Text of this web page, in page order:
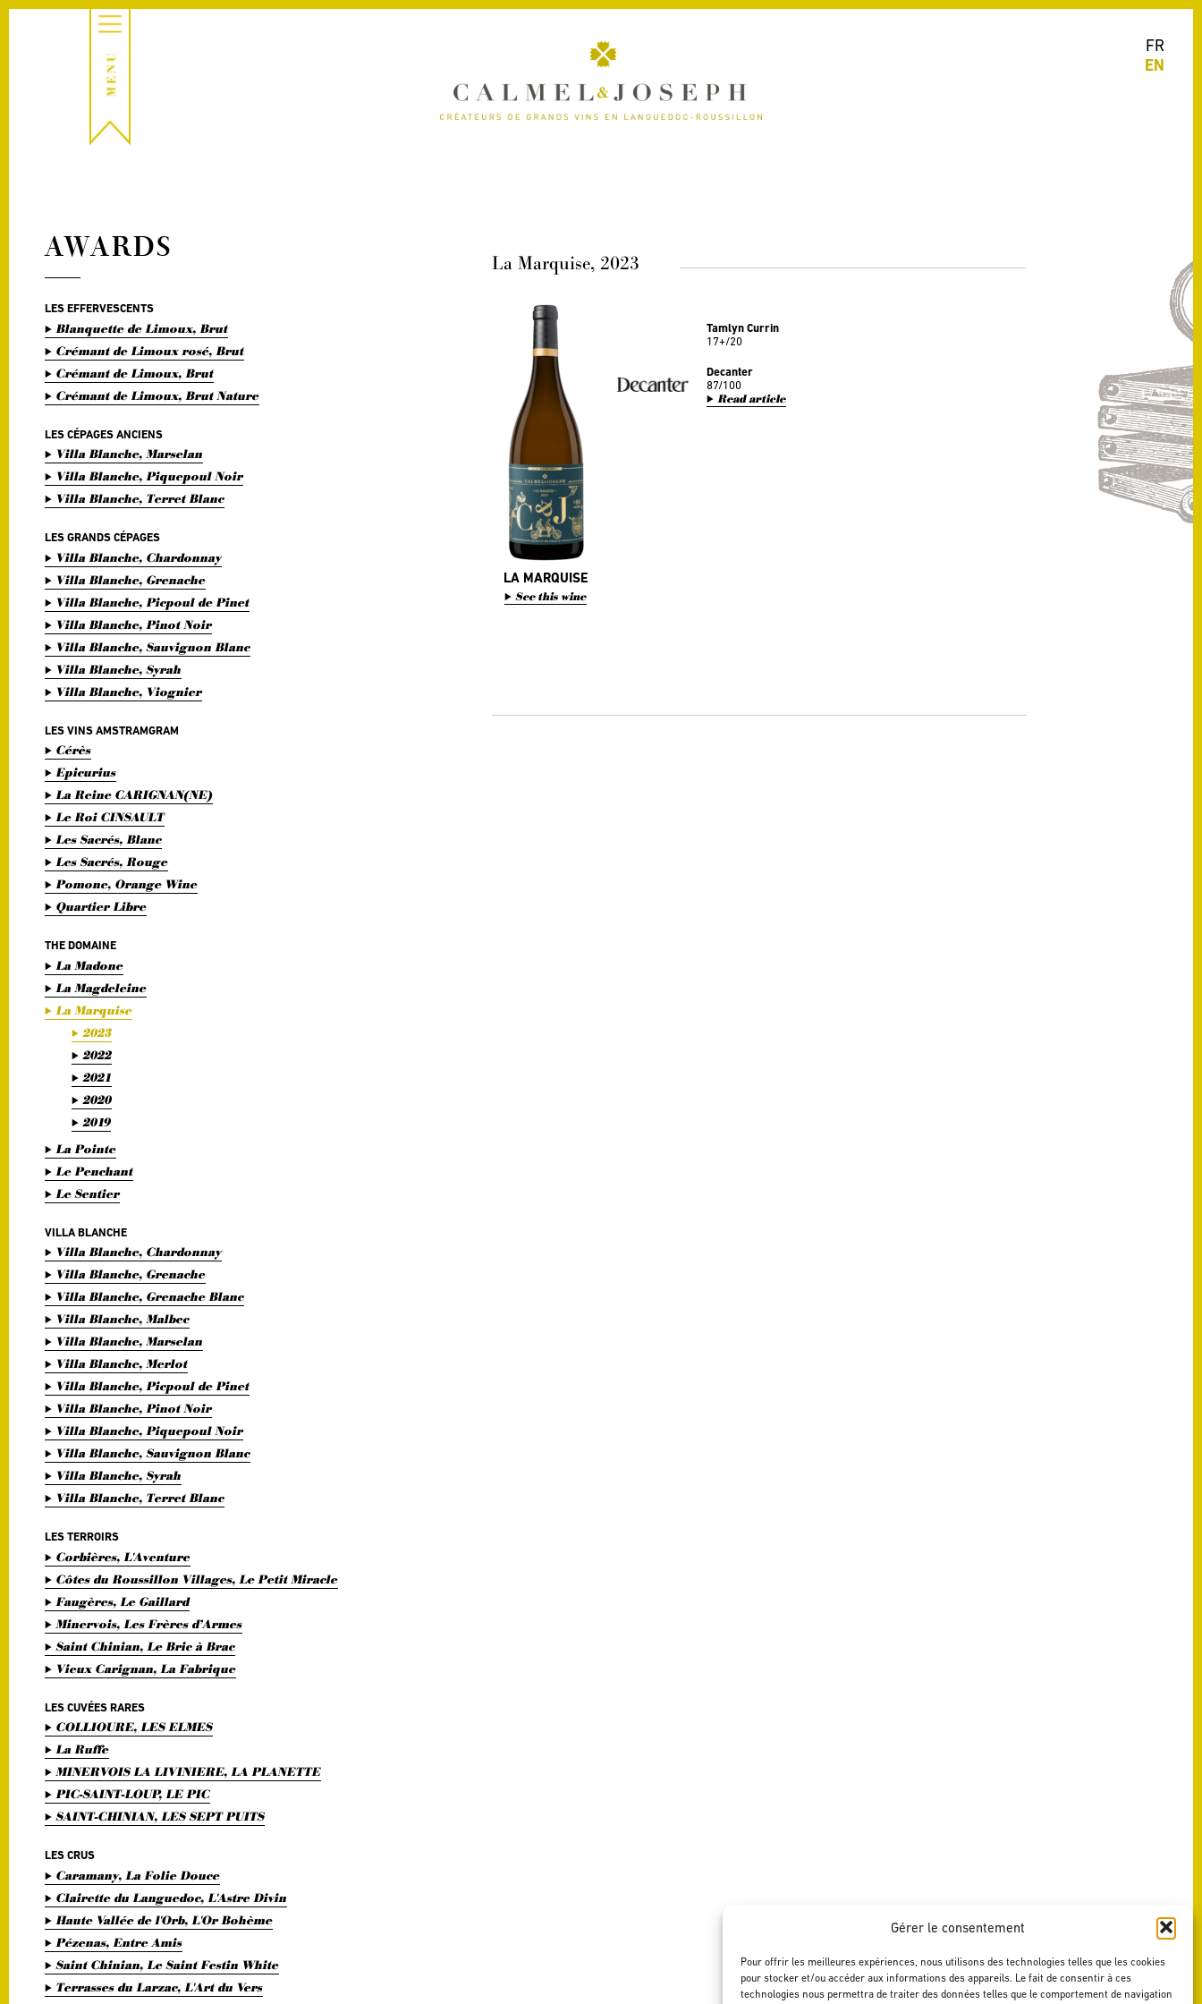
Gérer le consentement
Pour offrir les meilleures expériences, nous utilisons des technologies telles que les cookies
pour stocker et/ou accéder aux informations des appareils. Le fait de consentir à ces
technologies nous permettra de traiter des données telles que le comportement de navigation
FR
EN
AWARDS
LES EFFERVESCENTS
Blanquette de Limoux, Brut
Crémant de Limoux rosé, Brut
Crémant de Limoux, Brut
Crémant de Limoux, Brut Nature
LES CÉPAGES ANCIENS
Villa Blanche, Marselan
Villa Blanche, Piquepoul Noir
Villa Blanche, Terret Blanc
LES GRANDS CÉPAGES
Villa Blanche, Chardonnay
Villa Blanche, Grenache
Villa Blanche, Picpoul de Pinet
Villa Blanche, Pinot Noir
Villa Blanche, Sauvignon Blanc
Villa Blanche, Syrah
Villa Blanche, Viognier
LES VINS AMSTRAMGRAM
Cérès
Epicurius
La Reine CARIGNAN(NE)
Le Roi CINSAULT
Les Sacrés, Blanc
Les Sacrés, Rouge
Pomone, Orange Wine
Quartier Libre
THE DOMAINE
La Madone
La Magdeleine
La Marquise
2023
2022
2021
2020
2019
La Pointe
Le Penchant
Le Sentier
VILLA BLANCHE
Villa Blanche, Chardonnay
Villa Blanche, Grenache
Villa Blanche, Grenache Blanc
Villa Blanche, Malbec
Villa Blanche, Marselan
Villa Blanche, Merlot
Villa Blanche, Picpoul de Pinet
Villa Blanche, Pinot Noir
Villa Blanche, Piquepoul Noir
Villa Blanche, Sauvignon Blanc
Villa Blanche, Syrah
Villa Blanche, Terret Blanc
LES TERROIRS
Corbières, L'Aventure
Côtes du Roussillon Villages, Le Petit Miracle
Faugères, Le Gaillard
Minervois, Les Frères d’Armes
Saint Chinian, Le Bric à Brac
Vieux Carignan, La Fabrique
LES CUVÉES RARES
COLLIOURE, LES ELMES
La Ruffe
MINERVOIS LA LIVINIERE, LA PLANETTE
PIC-SAINT-LOUP, LE PIC
SAINT-CHINIAN, LES SEPT PUITS
LES CRUS
Caramany, La Folie Douce
Clairette du Languedoc, L'Astre Divin
Haute Vallée de l'Orb, L'Or Bohème
Pézenas, Entre Amis
Saint Chinian, Le Saint Festin White
Terrasses du Larzac, L'Art du Vers
La Marquise, 2023
LA MARQUISE
See this wine
Tamlyn Currin
17+/20
Decanter
87/100
Read article